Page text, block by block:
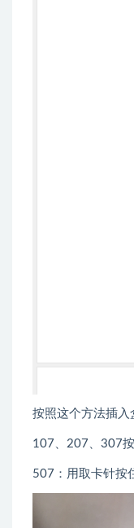
按照这个方法插入
107、207、307
507：用取卡针按